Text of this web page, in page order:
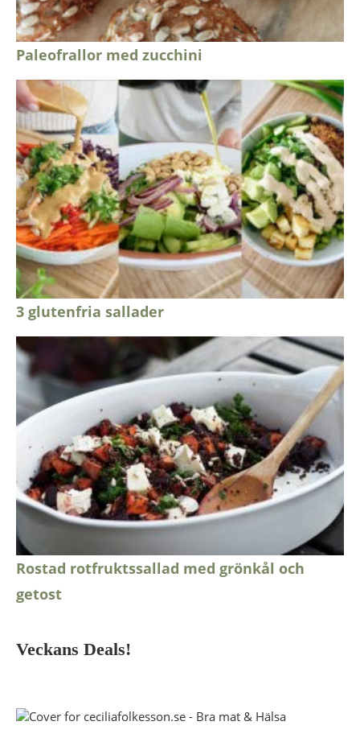
Paleofrallor med zucchini
3 glutenfria sallader
Rostad rotfruktssallad med grönkål och
getost
Veckans Deals!